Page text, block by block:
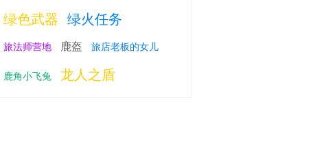
绿色武器 绿火任务
旅法师营地 鹿盔 旅店老板的女儿
鹿角小飞兔 龙人之盾